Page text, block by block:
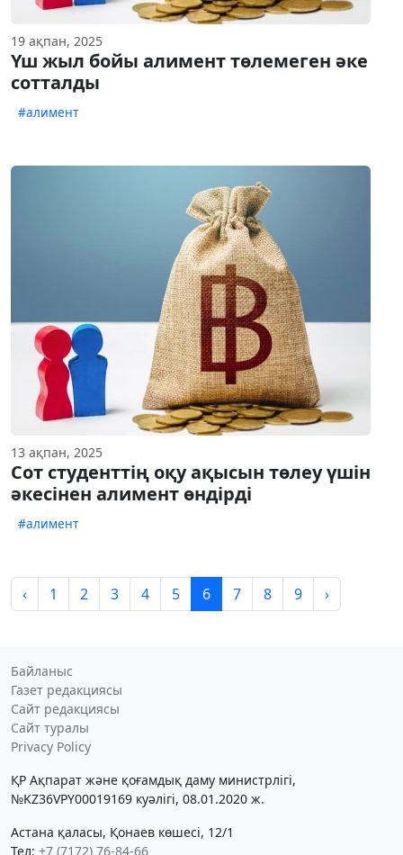
19 ақпан, 2025
Үш жыл бойы алимент төлемеген әке
сотталды
#алимент
13 ақпан, 2025
Сот студенттің оқу ақысын төлеу үшін
әкесінен алимент өндірді
#алимент
‹ 1 2 3 4 5 6 7 8 9 ›
Байланыс
Газет редакциясы
Сайт редакциясы
Сайт туралы
Privacy Policy
ҚР Ақпарат және қоғамдық даму министрлігі,
№KZ36VPY00019169 куәлігі, 08.01.2020 ж.
Астана қаласы, Қонаев көшесі, 12/1
Тел: +7 (7172) 76-84-66